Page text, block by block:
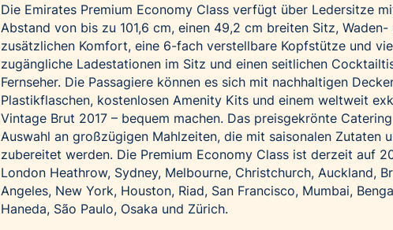
Die Emirates Premium Economy Class verfügt über Ledersitze
Abstand von bis zu 101,6 cm, einen 49,2 cm breiten Sitz,
zusätzlichen Komfort, eine 6-fach verstellbare Kopfstütze und
zugängliche Ladestationen im Sitz und einen seitlichen
Fernseher. Die Passagiere können es sich mit nachhaltigen
Plastikflaschen, kostenlosen Amenity Kits und einem weltweit
Vintage Brut 2017 – bequem machen. Das preisgekrönte
Auswahl an großzügigen Mahlzeiten, die mit saisonalen Zutaten
zubereitet werden. Die Premium Economy Class ist derzeit auf
London Heathrow, Sydney, Melbourne, Christchurch, Auckland,
Angeles, New York, Houston, Riad, San Francisco, Mumbai,
Haneda, São Paulo, Osaka und Zürich.